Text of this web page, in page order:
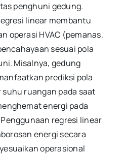
penghuni gedung.
linear membantu
operasi HVAC (pemanas,
sesuai pola
Misalnya, gedung
prediksi pola
ruangan pada saat
energi pada
regresi linear
energi secara
operasional